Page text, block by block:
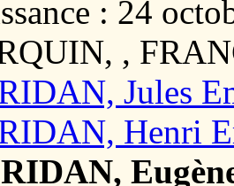
: 24
,
Jules
Henri